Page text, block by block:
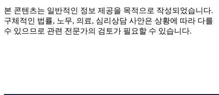
본 콘텐츠는 일반적인 정보 제공을 목적으로 작성되었습니다.
구체적인 법률, 노무, 의료, 심리상담 사안은 상황에 따라 다를
수 있으므로 관련 전문가의 검토가 필요할 수 있습니다.